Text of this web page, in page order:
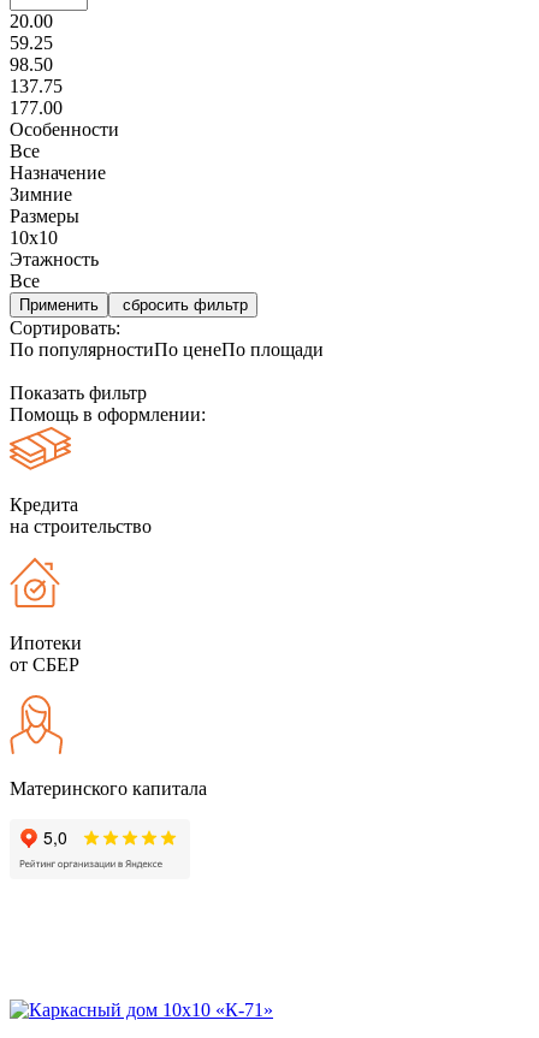
20.00
59.25
98.50
137.75
177.00
Особенности
Все
Назначение
Зимние
Размеры
10х10
Этажность
Все
сбросить фильтр
Сортировать:
По популярностиПо ценеПо площади
Показать фильтр
Помощь в оформлении:
Кредита
на строительство
Ипотеки
от СБЕР
Материнского капитала